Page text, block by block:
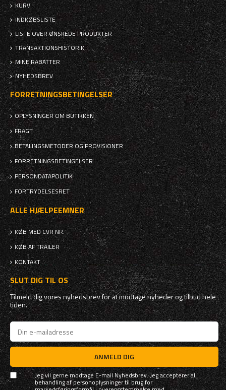
KURV
INDKØBSLISTE
LISTE OVER ØNSKEDE PRODUKTER
TRANSAKTIONSHISTORIK
MINE RABATTER
NYHEDSBREV
FORRETNINGSBETINGELSER
OPLYSNINGER OM BUTIKKEN
FRAGT
BETALINGSMETODER OG PROVISIONER
FORRETNINGSBETINGELSER
PERSONDATAPOLITIK
FORTRYDELSESRET
ALLE HJÆLPEEMNER
KØB MED CVR NR.
KØB AF TRAILER
KONTAKT
SLUT DIG TIL OS
Tilmeld dig vores nyhedsbrev for at modtage nyheder og tilbud hele
tiden.
ANMELD DIG
Jeg vil gerne modtage E-mail Nyhedsbrev. Jeg accepterer al
behandling af personoplysninger til brug for